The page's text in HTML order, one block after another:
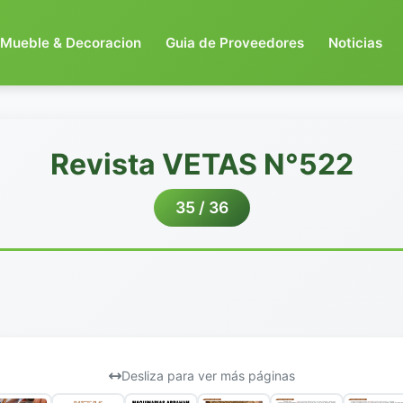
Mueble & Decoracion Guia de Proveedores Noticias
Revista VETAS N°522
35 / 36
Desliza para ver más páginas